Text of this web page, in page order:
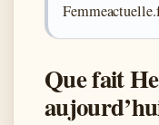
Que fait